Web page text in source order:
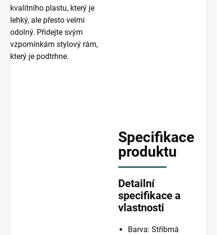
kvalitního plastu, který je
lehký, ale přesto velmi
odolný. Přidejte svým
vzpomínkám stylový rám,
který je podtrhne.
Specifikace
produktu
Detailní
specifikace a
vlastnosti
Barva: Stříbrná